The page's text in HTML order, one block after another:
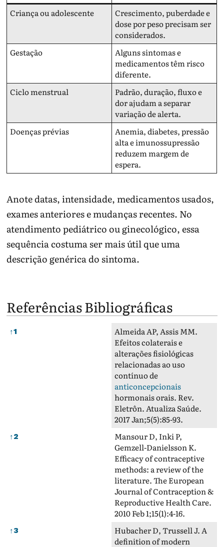
Criança ou adolescente
Crescimento, puberdade e
dose por peso precisam ser
considerados.
Gestação
Alguns sintomas e
medicamentos têm risco
diferente.
Ciclo menstrual
Padrão, duração, fluxo e
dor ajudam a separar
variação de alerta.
Doenças prévias
Anemia, diabetes, pressão
alta e imunossupressão
reduzem margem de
espera.
Anote datas, intensidade, medicamentos usados,
exames anteriores e mudanças recentes. No
atendimento pediátrico ou ginecológico, essa
sequência costuma ser mais útil que uma
descrição genérica do sintoma.
Referências Bibliográficas
Referências Bibliográficas
↑1
Almeida AP, Assis MM.
Efeitos colaterais e
alterações fisiológicas
relacionadas ao uso
contínuo de
anticoncepcionais
hormonais orais. Rev.
Eletrôn. Atualiza Saúde.
2017 Jan;5(5):85-93.
↑2
Mansour D, Inki P,
Gemzell-Danielsson K.
Efficacy of contraceptive
methods: a review of the
literature. The European
Journal of Contraception &
Reproductive Health Care.
2010 Feb 1;15(1):4-16.
↑3
Hubacher D, Trussell J. A
definition of modern